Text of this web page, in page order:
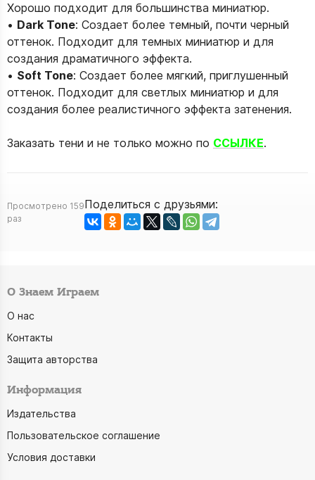
Хорошо подходит для большинства миниатюр.
• Dark Tone: Создает более темный, почти черный
оттенок. Подходит для темных миниатюр и для
создания драматичного эффекта.
• Soft Tone: Создает более мягкий, приглушенный
оттенок. Подходит для светлых миниатюр и для
создания более реалистичного эффекта затенения.
Заказать тени и не только можно по ССЫЛКЕ.
Просмотрено 159
раз
Поделиться с друзьями:
О Знаем Играем
О нас
Контакты
Защита авторства
Информация
Издательства
Пользовательское соглашение
Условия доставки